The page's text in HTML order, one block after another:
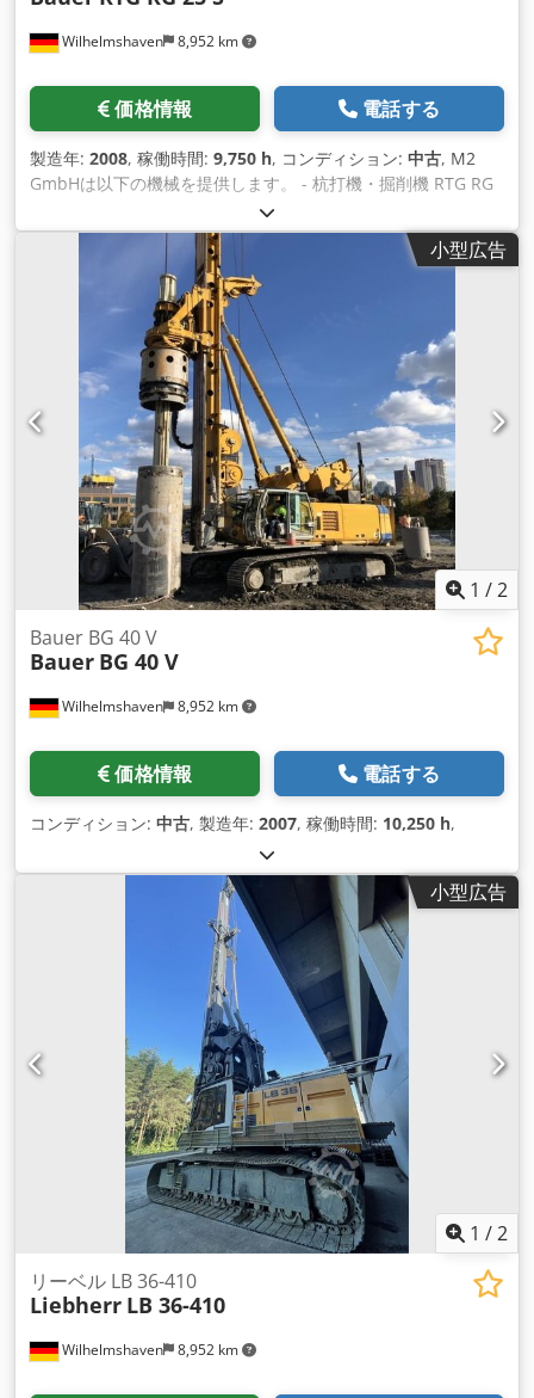
Wilhelmshaven 8,952 km
価格情報 電話する
製造年: 2008, 稼働時間: 9,750 h, コンディション: 中古, M2
GmbHは以下の機械を提供します。 - 杭打機・掘削機 RTG RG
25S - 上部構造：ゼンネボーゲンBS 80 R - エンジン：CAT C 18
570 kW Djdpfxoh Tyz As Af Usck - オプション : バイブレータ
ー MR 125 V、KDK 232 S、DKS 100/200 - 装備 : 振動式、ケリ
ー式、SOB式の掘削方法。 機械の状態は良好で、すぐに使用で
小型広告
1 /2
Wilhelmshaven 8,952 km
Bauer BG 40 V
Bauer BG 40 V
価格情報 電話する
コンディション: 中古, 製造年: 2007, 稼働時間: 10,250 h,
小型広告
1 /2
Wilhelmshaven 8,952 km
リーベル LB 36-410
Liebherr LB 36-410